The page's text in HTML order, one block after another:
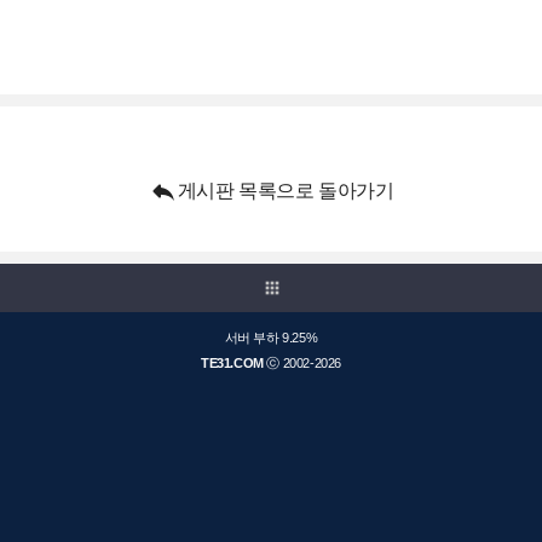
 게시판 목록으로 돌아가기
apps
서버 부하 9.25%
TE31.COMⓒ 2002-2026